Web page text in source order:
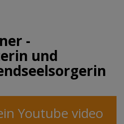
-
und
Youtube video